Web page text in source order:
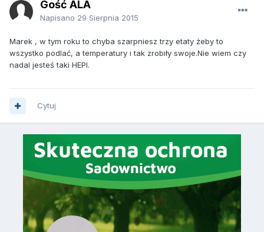
Gość ALA
Napisano 29 Sierpnia 2015
Marek , w tym roku to chyba szarpniesz trzy etaty żeby to
wszystko podlać, a temperatury i tak zrobiły swoje.Nie wiem czy
nadal jesteś taki HEPI.
Cytuj